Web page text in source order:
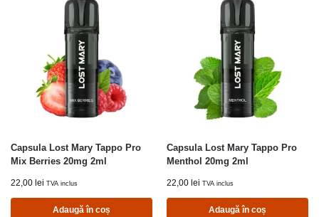
Capsula Lost Mary Tappo Pro
Mix Berries 20mg 2ml
22,00 lei TVA inclus
Adaugă în coș
Capsula Lost Mary Tappo Pro
Menthol 20mg 2ml
22,00 lei TVA inclus
Adaugă în coș